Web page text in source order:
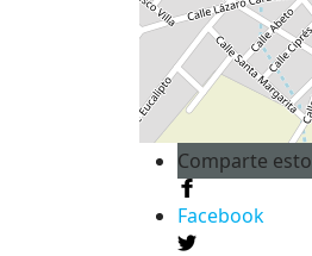
Comparte esto
Facebook